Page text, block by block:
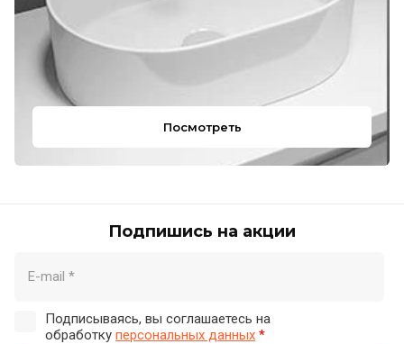
Посмотреть
Подпишись на акции
Подписываясь, вы соглашаетесь на
обработку персональных данных *